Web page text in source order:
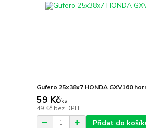
Gufero 25x38x7 HONDA GXV160
59 Kč/ks
49 Kč bez DPH
Přidat do